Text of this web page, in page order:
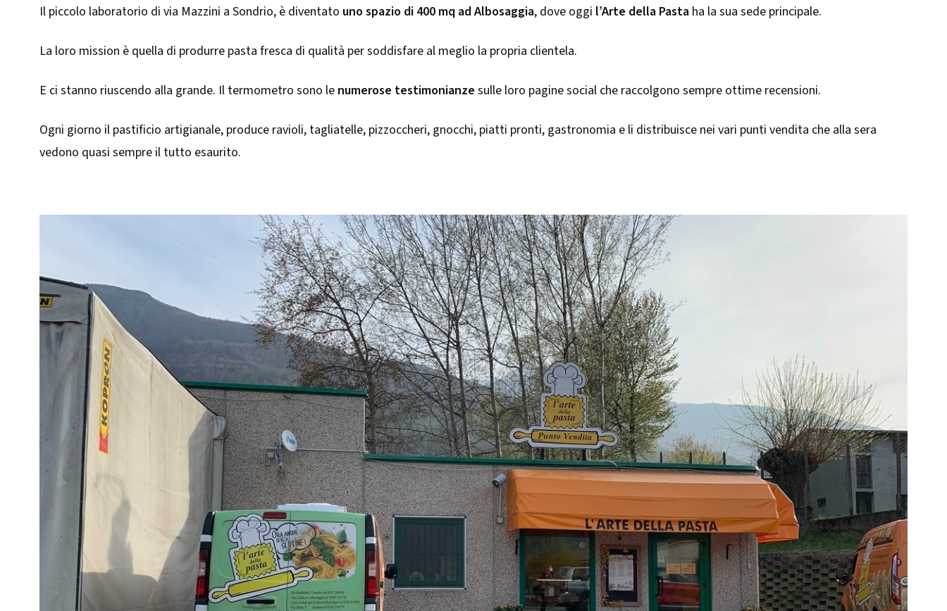
Il piccolo laboratorio di via Mazzini a Sondrio, è diventato uno spazio di 400 mq ad Albosaggia, dove oggi l’Arte della Pasta ha la sua sede principale.
La loro mission è quella di produrre pasta fresca di qualità per soddisfare al meglio la propria clientela.
E ci stanno riuscendo alla grande. Il termometro sono le numerose testimonianze sulle loro pagine social che raccolgono sempre ottime recensioni.
Ogni giorno il pastificio artigianale, produce ravioli, tagliatelle, pizzoccheri, gnocchi, piatti pronti, gastronomia e li distribuisce nei vari punti vendita che alla sera
vedono quasi sempre il tutto esaurito.